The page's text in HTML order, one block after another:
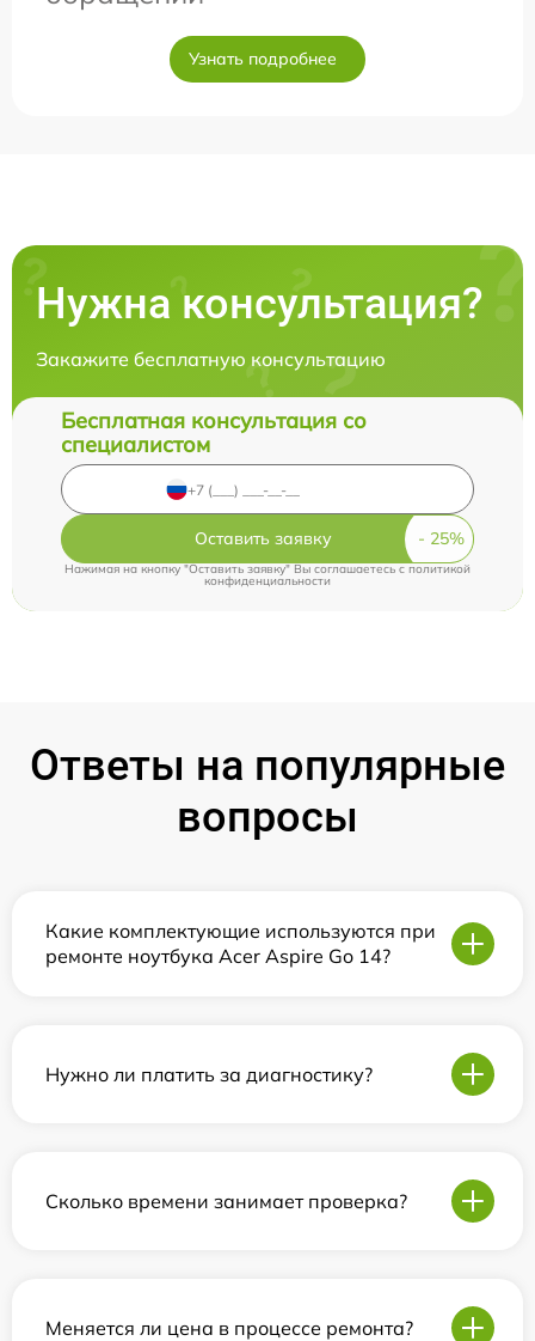
Узнать подробнее
Нужна консультация?
Закажите бесплатную консультацию
Бесплатная консультация со
специалистом
Оставить заявку
Нажимая на кнопку "Оставить заявку" Вы соглашаетесь c политикой
конфиденциальности
Ответы на популярные
вопросы
Какие комплектующие используются при
ремонте ноутбука Acer Aspire Go 14?
Нужно ли платить за диагностику?
Сколько времени занимает проверка?
Меняется ли цена в процессе ремонта?